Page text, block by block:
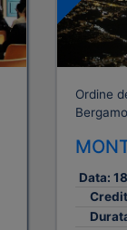
Ordine
Bergamo
Data: